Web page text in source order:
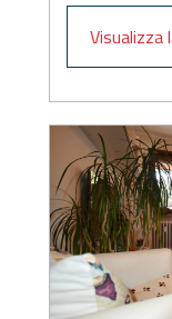
Visualizza